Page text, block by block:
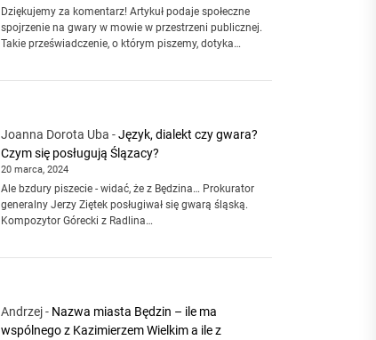
Dziękujemy za komentarz! Artykuł podaje społeczne
spojrzenie na gwary w mowie w przestrzeni publicznej.
Takie przeświadczenie, o którym piszemy, dotyka…
Joanna Dorota Uba -Język, dialekt czy gwara?
Czym się posługują Ślązacy?
20 marca, 2024
Ale bzdury piszecie - widać, że z Będzina… Prokurator
generalny Jerzy Ziętek posługiwał się gwarą śląską.
Kompozytor Górecki z Radlina…
Andrzej- Nazwa miasta Będzin – ile ma
wspólnego z Kazimierzem Wielkim a ile z